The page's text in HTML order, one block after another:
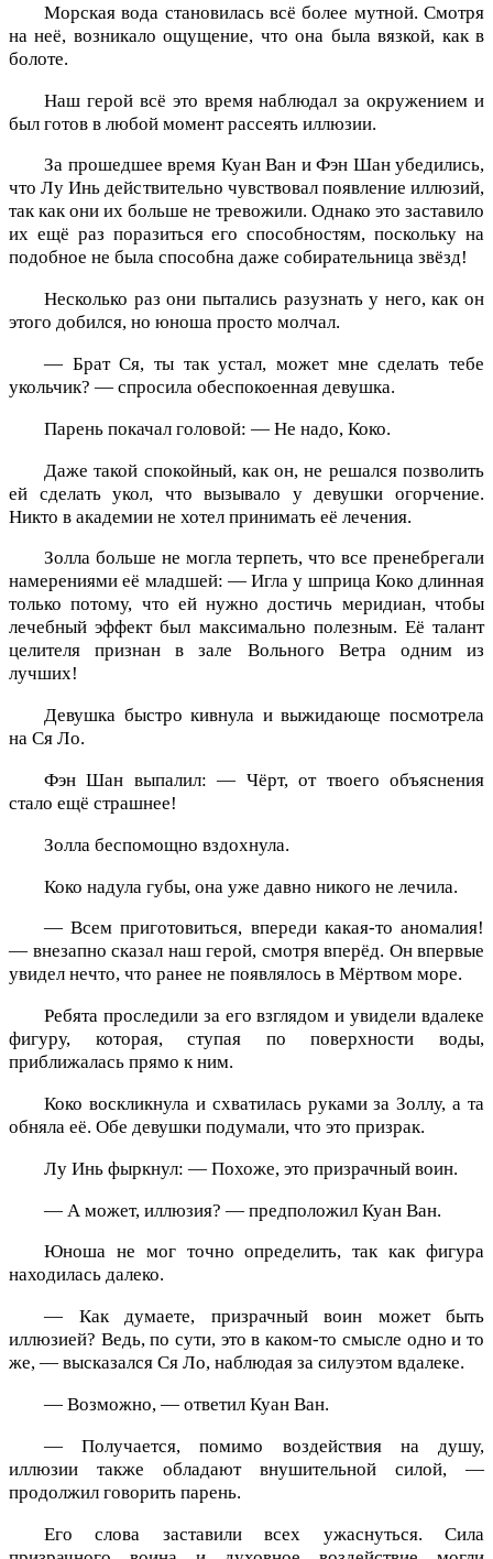
Морская вода становилась всё более мутной. Смотря
на неё, возникало ощущение, что она была вязкой, как в
болоте.
Наш герой всё это время наблюдал за окружением и
был готов в любой момент рассеять иллюзии.
За прошедшее время Куан Ван и Фэн Шан убедились,
что Лу Инь действительно чувствовал появление иллюзий,
так как они их больше не тревожили. Однако это заставило
их ещё раз поразиться его способностям, поскольку на
подобное не была способна даже собирательница звёзд!
Несколько раз они пытались разузнать у него, как он
этого добился, но юноша просто молчал.
— Брат Ся, ты так устал, может мне сделать тебе
укольчик? — спросила обеспокоенная девушка.
Парень покачал головой: — Не надо, Коко.
Даже такой спокойный, как он, не решался позволить
ей сделать укол, что вызывало у девушки огорчение.
Никто в академии не хотел принимать её лечения.
Золла больше не могла терпеть, что все пренебрегали
намерениями её младшей: — Игла у шприца Коко длинная
только потому, что ей нужно достичь меридиан, чтобы
лечебный эффект был максимально полезным. Её талант
целителя признан в зале Вольного Ветра одним из
лучших!
Девушка быстро кивнула и выжидающе посмотрела
на Ся Ло.
Фэн Шан выпалил: — Чёрт, от твоего объяснения
стало ещё страшнее!
Золла беспомощно вздохнула.
Коко надула губы, она уже давно никого не лечила.
— Всем приготовиться, впереди какая-то аномалия!
— внезапно сказал наш герой, смотря вперёд. Он впервые
увидел нечто, что ранее не появлялось в Мёртвом море.
Ребята проследили за его взглядом и увидели вдалеке
фигуру, которая, ступая по поверхности воды,
приближалась прямо к ним.
Коко воскликнула и схватилась руками за Золлу, а та
обняла её. Обе девушки подумали, что это призрак.
Лу Инь фыркнул: — Похоже, это призрачный воин.
— А может, иллюзия? — предположил Куан Ван.
Юноша не мог точно определить, так как фигура
находилась далеко.
— Как думаете, призрачный воин может быть
иллюзией? Ведь, по сути, это в каком-то смысле одно и то
же, — высказался Ся Ло, наблюдая за силуэтом вдалеке.
— Возможно, — ответил Куан Ван.
— Получается, помимо воздействия на душу,
иллюзии также обладают внушительной силой, —
продолжил говорить парень.
Его слова заставили всех ужаснуться. Сила